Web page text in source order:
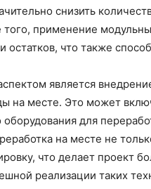
снизить
применение
остатков, что также
является
на месте. Это может
для
на месте не
что делает проект
реализации таких